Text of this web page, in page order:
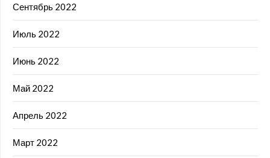
Сентябрь 2022
Июль 2022
Июнь 2022
Май 2022
Апрель 2022
Март 2022